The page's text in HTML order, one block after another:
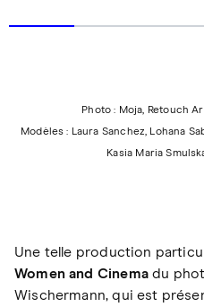
Photo : Moja, Retouch
Modèles : Laura Sanchez, Lohana
Kasia Maria
Une telle production
Women and Cinemadu
Wischermann, qui est